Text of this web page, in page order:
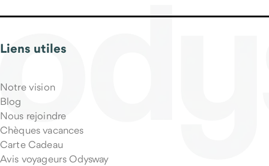
Liens utiles
Notre vision
Blog
Nous rejoindre
Chèques vacances
Carte Cadeau
Avis voyageurs Odysway